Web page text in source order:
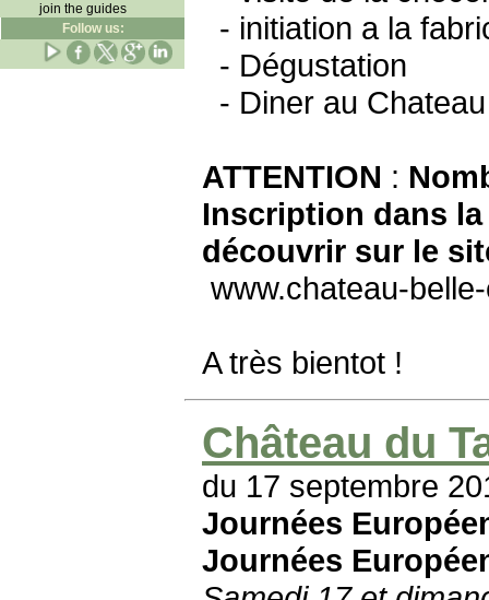
join the guides
Follow us:
- initiation a la
- Dégustation
- Diner au
ATTENTION :
Inscription dans
découvrir sur le
www.chateau-
A très bientot !
Château du
du 17 septembre
Journées
Journées